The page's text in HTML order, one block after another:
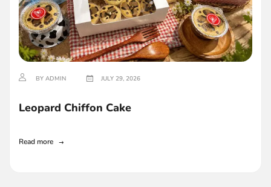
BY ADMIN JULY 29, 2026
Leopard Chiffon Cake
Read more